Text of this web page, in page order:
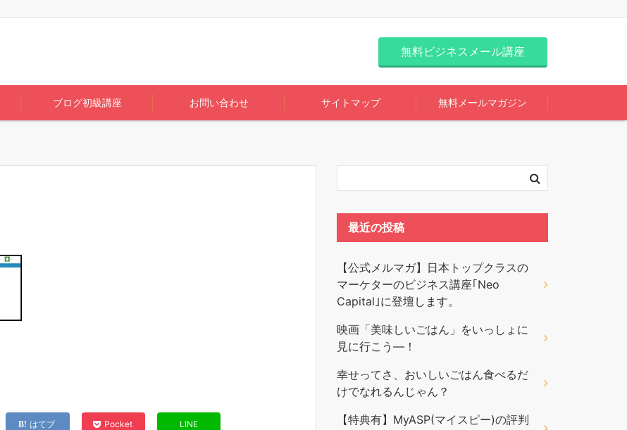
無料ビジネスメール講座
ブログ初級講座 お問い合わせ サイトマップ 無料メールマガジン
はてブ Pocket LINE
最近の投稿
【公式メルマガ】日本トップクラスの
マーケターのビジネス講座｢Neo
Capital｣に登壇します。
映画「美味しいごはん」をいっしょに
見に行こう―！
幸せってさ、おいしいごはん食べるだ
けでなれるんじゃん？
【特典有】MyASP(マイスピー)の評判